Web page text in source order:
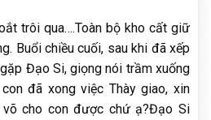
trôi qua….Toàn bộ kho cất giữ
Buổi chiều cuối, sau khi đã xếp
Đạo Si, giọng nói trầm xuống
đã xong việc Thày giao, xin
cho con được chứ ạ?Đạo Si